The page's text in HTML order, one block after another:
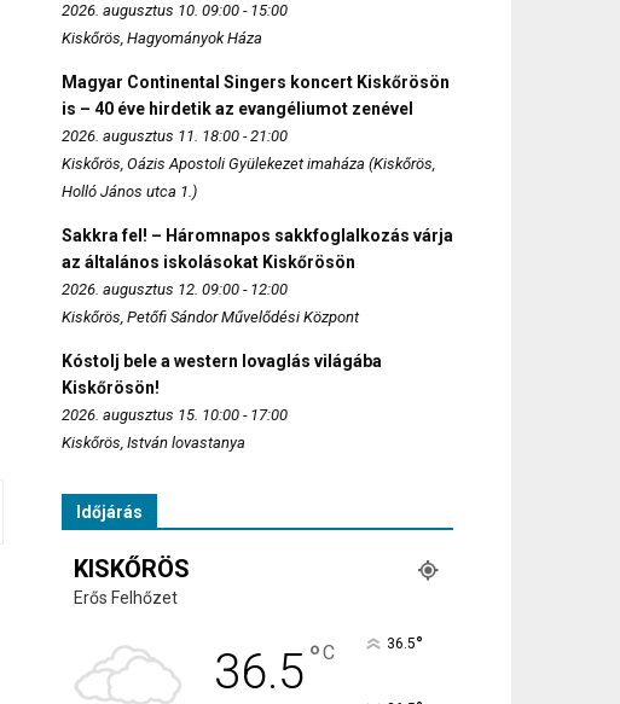
2026. augusztus 10. 09:00 - 15:00
Kiskőrös, Hagyományok Háza
Magyar Continental Singers koncert Kiskőrösön
is – 40 éve hirdetik az evangéliumot zenével
2026. augusztus 11. 18:00 - 21:00
Kiskőrös, Oázis Apostoli Gyülekezet imaháza (Kiskőrös,
Holló János utca 1.)
Sakkra fel! – Háromnapos sakkfoglalkozás várja
az általános iskolásokat Kiskőrösön
2026. augusztus 12. 09:00 - 12:00
Kiskőrös, Petőfi Sándor Művelődési Központ
Kóstolj bele a western lovaglás világába
Kiskőrösön!
2026. augusztus 15. 10:00 - 17:00
Kiskőrös, István lovastanya
Időjárás
KISKŐRÖS
Erős Felhőzet
36.5°C 36.5°